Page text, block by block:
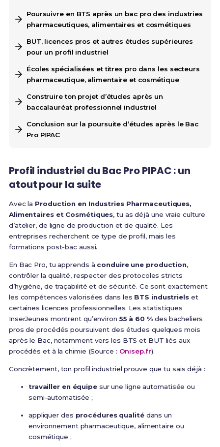
Poursuivre en BTS après un bac pro des industries
pharmaceutiques, alimentaires et cosmétiques
BUT, licences pros et autres études supérieures
pour un profil industriel
Écoles spécialisées et titres pro dans les secteurs
pharmaceutique, alimentaire et cosmétique
Construire ton projet d’études après un
baccalauréat professionnel industriel
Conclusion sur la poursuite d’études après le Bac
Pro PIPAC
Profil industriel du Bac Pro PIPAC : un
atout pour la suite
Avec la Production en Industries Pharmaceutiques,
Alimentaires et Cosmétiques, tu as déjà une vraie culture
d’atelier, de ligne de production et de qualité. Les
entreprises recherchent ce type de profil, mais les
formations post-bac aussi.
En Bac Pro, tu apprends à conduire une production,
contrôler la qualité, respecter des protocoles stricts
d’hygiène, de traçabilité et de sécurité. Ce sont exactement
les compétences valorisées dans les BTS industrielset
certaines licences professionnelles. Les statistiques
InserJeunes montrent qu’environ 55 à 60 %des bacheliers
pros de procédés poursuivent des études quelques mois
après le Bac, notamment vers les BTS et BUT liés aux
procédés et à la chimie (Source : Onisep.fr).
Concrètement, ton profil industriel prouve que tu sais déjà :
travailler en équipesur une ligne automatisée ou
semi-automatisée ;
appliquer des procédures qualitédans un
environnement pharmaceutique, alimentaire ou
cosmétique ;